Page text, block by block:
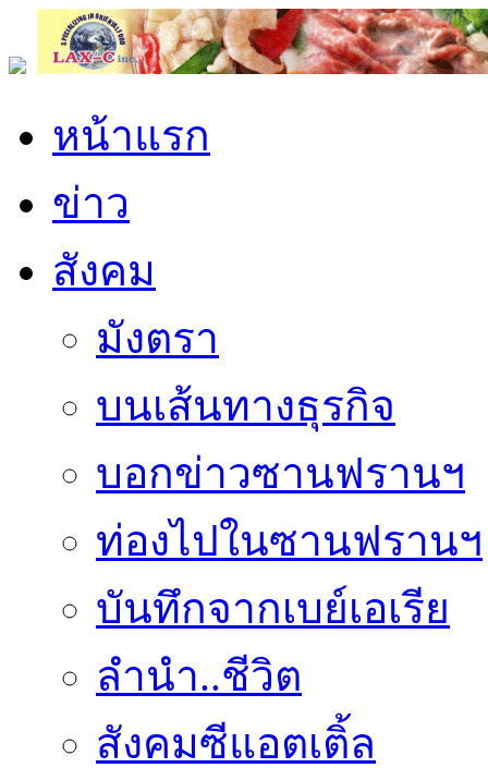
หน้าแรก
ข่าว
สังคม
มังตรา
บนเส้นทางธุรกิจ
บอกข่าวซานฟรานฯ
ท่องไปในซานฟรานฯ
บันทึกจากเบย์เอเรีย
ลำนำ..ชีวิต
สังคมซีแอตเติ้ล